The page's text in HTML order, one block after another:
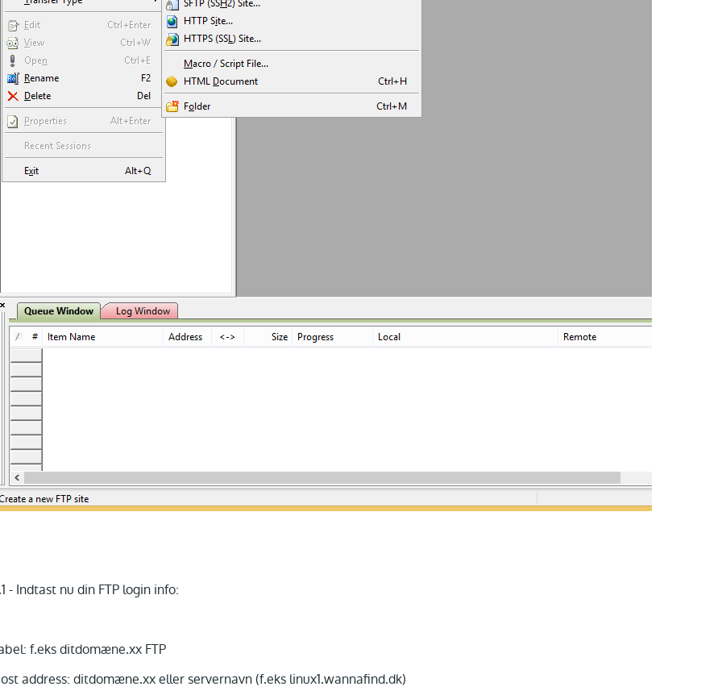
- Indtast nu din FTP login info:
f.eks ditdomæne.xx FTP
address: ditdomæne.xx eller servernavn (f.eks linux1.wannafind.dk)